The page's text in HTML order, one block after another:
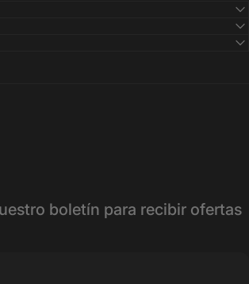
boletín para recibir ofertas